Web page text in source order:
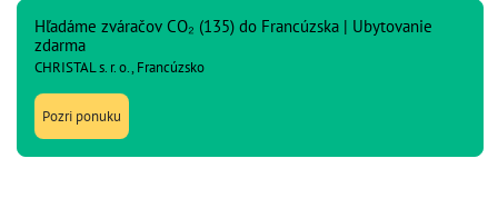
Hľadáme zváračov CO₂ (135) do Francúzska | Ubytovanie
zdarma
CHRISTAL s. r. o., Francúzsko
Pozri ponuku